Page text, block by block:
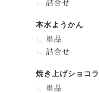
詰合せ
本水ようかん
単品
詰合せ
焼き上げショコラ
単品